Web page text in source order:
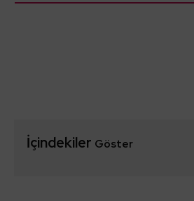
İçindekiler Göster